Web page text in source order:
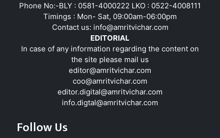
Phone No:-BLY : 0581-4000222 LKO : 0522-4008111
Timings : Mon- Sat, 09:00am-06:00pm
Contact us: info@amritvichar.com
EDITORIAL
In case of any information regarding the content on
the site please mail us
editor@amritvichar.com
coo@amritvichar.com
editor.digital@amritvichar.com
info.digtal@amritvichar.com
Follow Us